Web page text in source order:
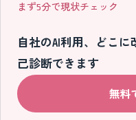
まず5分で現状チェック
自社のAI利用、どこ
己診断できます
無料